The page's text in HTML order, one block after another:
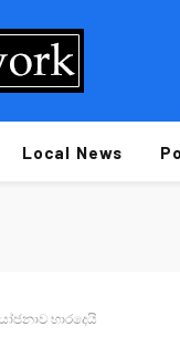
Local News
භාරදෙයි